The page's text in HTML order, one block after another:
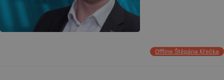
Offline Štěpána Křečka